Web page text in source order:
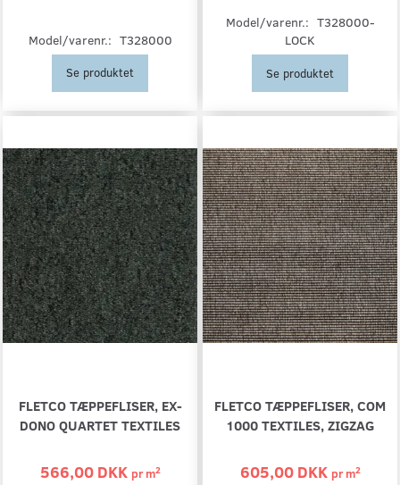
Model/varenr.: T328000
Se produktet
Model/varenr.: T328000-
LOCK
Se produktet
FLETCO TÆPPEFLISER, EX-
DONO QUARTET TEXTILES
566,00 DKK prm2
FLETCO TÆPPEFLISER, COM
1000 TEXTILES, ZIGZAG
605,00 DKK prm2